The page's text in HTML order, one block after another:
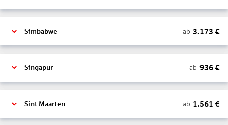
Simbabwe ab 3.173 €
Singapur ab 936€
Sint Maarten ab 1.561 €